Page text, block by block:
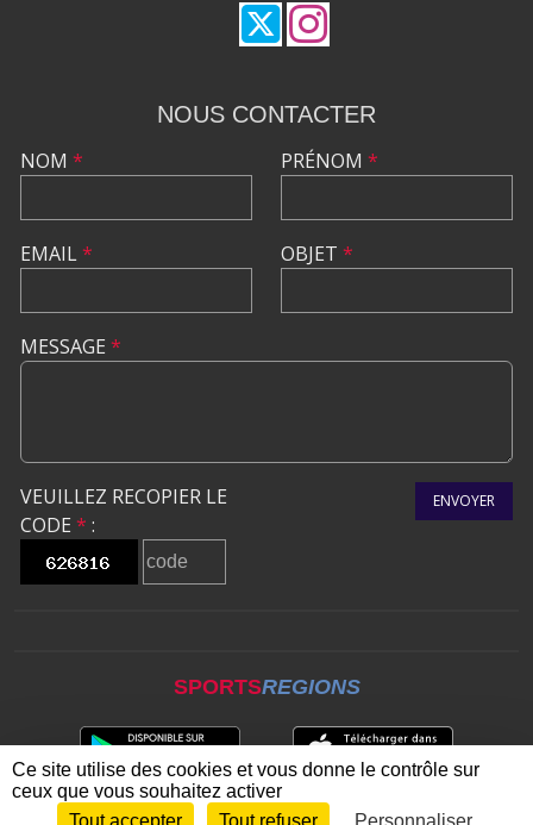
NOUS CONTACTER
NOM *
EMAIL*
PRÉNOM *
OBJET *
MESSAGE *
VEUILLEZ RECOPIER LE
CODE * :
ENVOYER
SPORTSREGIONS
Ce site utilise des cookies et vous donne le contrôle sur
ceux que vous souhaitez activer
Tout accepter
Tout refuser Personnaliser